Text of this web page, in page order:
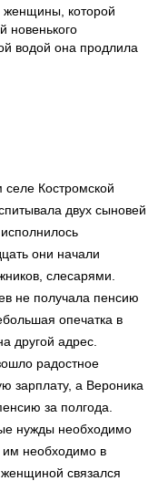
женщины, которой
новенького
водой она продлила
Костромской
двух сыновей
они начали
слесарями.
не получала пенсию
опечатка в
другой адрес.
радостное
зарплату, а Вероника
за полгода.
нужды необходимо
им необходимо в
связался